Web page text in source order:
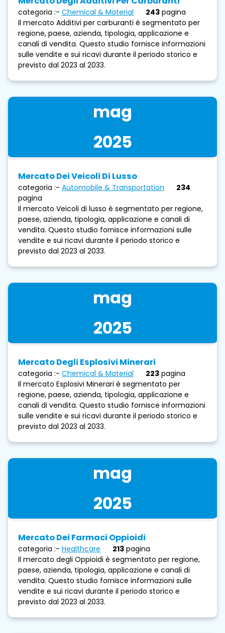
categoria :- Chemical & Material 243 pagina
Il mercato Additivi per carburanti è segmentato per
regione, paese, azienda, tipologia, applicazione e
canali di vendita. Questo studio fornisce informazioni
sulle vendite e sui ricavi durante il periodo storico e
previsto dal 2023 al 2033.
mag
2025
Mercato Dei Veicoli Di Lusso
categoria :- Automobile & Transportation
234
pagina
Il mercato Veicoli di lusso è segmentato per regione,
paese, azienda, tipologia, applicazione e canali di
vendita. Questo studio fornisce informazioni sulle
vendite e sui ricavi durante il periodo storico e
previsto dal 2023 al 2033.
mag
2025
Mercato Degli Esplosivi Minerari
categoria :- Chemical & Material 223 pagina
Il mercato Esplosivi Minerari è segmentato per
regione, paese, azienda, tipologia, applicazione e
canali di vendita. Questo studio fornisce informazioni
sulle vendite e sui ricavi durante il periodo storico e
previsto dal 2023 al 2033.
mag
2025
Mercato Dei Farmaci Oppioidi
categoria :- Healthcare 213 pagina
Il mercato degli Oppioidi è segmentato per regione,
paese, azienda, tipologia, applicazione e canali di
vendita. Questo studio fornisce informazioni sulle
vendite e sui ricavi durante il periodo storico e
previsto dal 2023 al 2033.